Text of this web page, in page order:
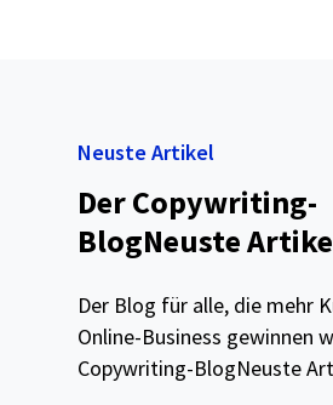
Neuste Artikel
Der Copywriting-
BlogNeuste
Der Blog für alle, die mehr
Online-Business gewinnen
Copywriting-BlogNeuste